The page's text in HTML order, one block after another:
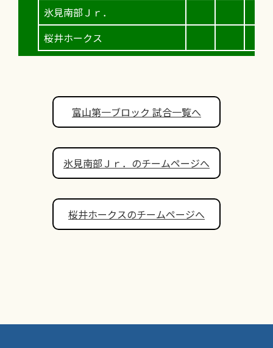
氷見南部Ｊｒ．
桜井ホークス
富山第一ブロック 試合一覧へ
氷見南部Ｊｒ．のチームページへ
桜井ホークスのチームページへ